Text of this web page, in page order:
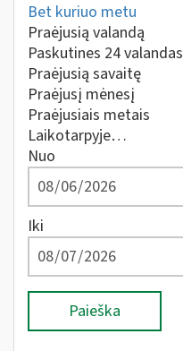
Bet kuriuo metu
Praėjusią valandą
Paskutines 24 valandas
Praėjusią savaitę
Praėjusį mėnesį
Praėjusiais metais
Laikotarpyje…
Nuo
Iki
Paieška